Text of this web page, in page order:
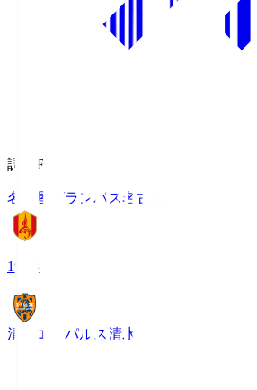
調布FM
名古屋グランパス名古屋
19:03
清水エスパルス 清水